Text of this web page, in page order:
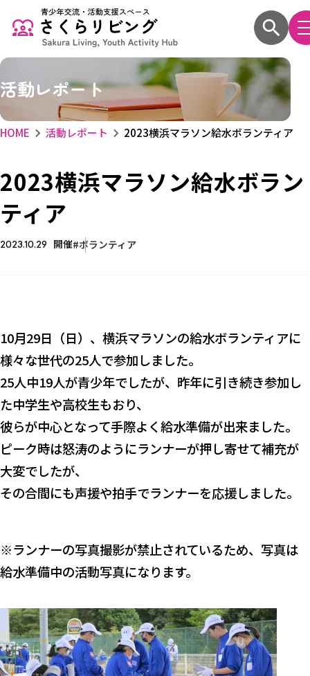
活動レポート
HOME 活動レポート 2023横浜マラソン給水ボランティア
2023横浜マラソン給水ボラン
ティア
2023.10.29 開催 ボランティア
10月29日（日）、横浜マラソンの給水ボランティアに
様々な世代の25人で参加しました。
25人中19人が青少年でしたが、昨年に引き続き参加し
た中学生や高校生もおり、
彼らが中心となって手際よく給水準備が出来ました。
ピーク時は怒涛のようにランナーが押し寄せて補充が
大変でしたが、
その合間にも声援や拍手でランナーを応援しました。
※ランナーの写真撮影が禁止されているため、写真は
給水準備中の活動写真になります。